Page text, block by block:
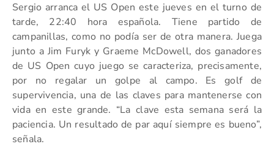
Sergio arranca el US Open este jueves en el turno de
tarde, 22:40 hora española. Tiene partido de
campanillas, como no podía ser de otra manera. Juega
junto a Jim Furyk y Graeme McDowell, dos ganadores
de US Open cuyo juego se caracteriza, precisamente,
por no regalar un golpe al campo. Es golf de
supervivencia, una de las claves para mantenerse con
vida en este grande. “La clave esta semana será la
paciencia. Un resultado de par aquí siempre es bueno”,
señala.